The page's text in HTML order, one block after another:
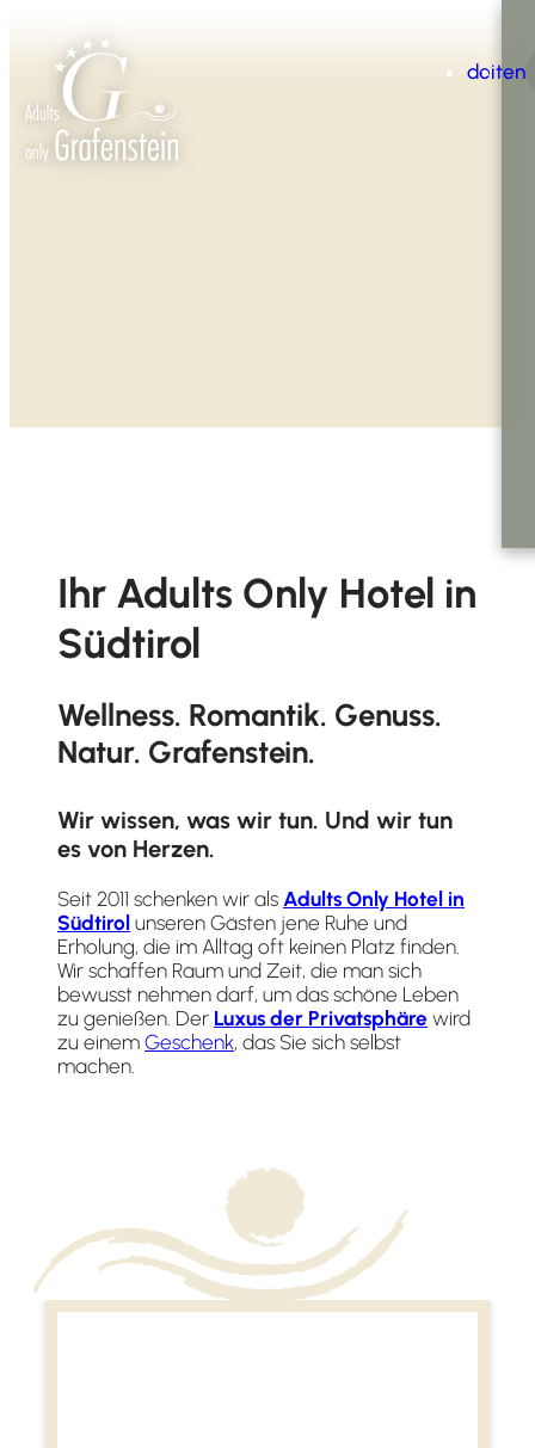
deiten
Ihr Adults Only Hotel in
Südtirol
Wellness. Romantik. Genuss.
Natur. Grafenstein.
Wir wissen, was wir tun. Und wir tun
es von Herzen.
Seit 2011 schenken wir als Adults Only Hotel in
Südtirol unseren Gästen jene Ruhe und
Erholung, die im Alltag oft keinen Platz finden.
Wir schaffen Raum und Zeit, die man sich
bewusst nehmen darf, um das schöne Leben
zu genießen. Der Luxus der Privatsphäre wird
zu einem Geschenk, das Sie sich selbst
machen.